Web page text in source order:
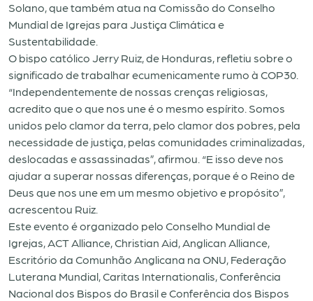
Solano, que também atua na Comissão do Conselho
Mundial de Igrejas para Justiça Climática e
Sustentabilidade.
O bispo católico Jerry Ruiz, de Honduras, refletiu sobre o
significado de trabalhar ecumenicamente rumo à COP30.
“Independentemente de nossas crenças religiosas,
acredito que o que nos une é o mesmo espírito. Somos
unidos pelo clamor da terra, pelo clamor dos pobres, pela
necessidade de justiça, pelas comunidades criminalizadas,
deslocadas e assassinadas”, afirmou. “E isso deve nos
ajudar a superar nossas diferenças, porque é o Reino de
Deus que nos une em um mesmo objetivo e propósito”,
acrescentou Ruiz.
Este evento é organizado pelo Conselho Mundial de
Igrejas, ACT Alliance, Christian Aid, Anglican Alliance,
Escritório da Comunhão Anglicana na ONU, Federação
Luterana Mundial, Caritas Internationalis, Conferência
Nacional dos Bispos do Brasil e Conferência dos Bispos